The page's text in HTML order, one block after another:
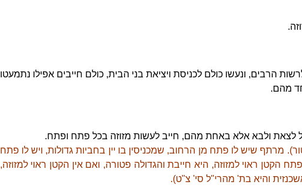
הרבים, ונעשו כולם לכניסת ויציאת בני הבית, כולם חייבים אפילו נתמעטו
מהם.
לצאת ולבא אלא באחת מהם, חייב לעשות מזוזה בכל פתח ופתח.
מרתף שיש לו פתח מן הרחוב, שמכניסין בו יין בחביות גדולות, ויש לו פתח
הקטן ראוי למזוזה, היא חייבת והגדולה פטורה, ואם אין הקטן ראוי למזוזה,
והיא בת' מהרי"ל סי' צ"ט).